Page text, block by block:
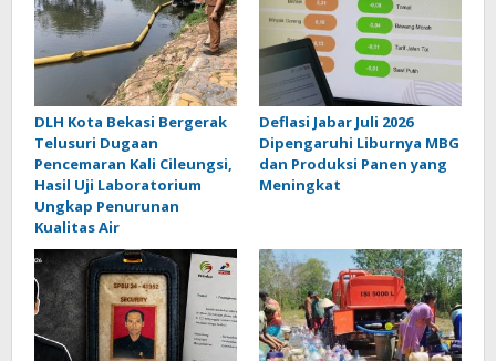
DLH Kota Bekasi Bergerak
Telusuri Dugaan
Pencemaran Kali Cileungsi,
Hasil Uji Laboratorium
Ungkap Penurunan
Kualitas Air
Deflasi Jabar Juli 2026
Dipengaruhi Liburnya MBG
dan Produksi Panen yang
Meningkat